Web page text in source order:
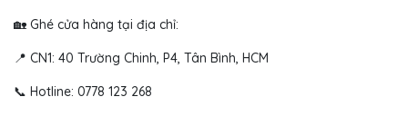
🏡 Ghé cửa hàng tại địa chỉ:
📍 CN1: 40 Trường Chinh, P4, Tân Bình, HCM
📞 Hotline: 0778 123 268